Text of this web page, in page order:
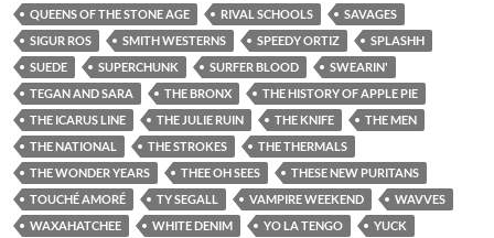
QUEENS OF THE STONE AGE
RIVAL SCHOOLS
SAVAGES
SIGUR ROS
SMITH WESTERNS SPEEDY ORTIZ
SPLASHH
SUEDE
SUPERCHUNK SURFER BLOOD
SWEARIN'
TEGAN AND SARA
THE BRONX
THE HISTORY OF APPLE PIE
THE ICARUS LINE
THE JULIE RUIN THE KNIFE
THE MEN
THE NATIONAL
THE STROKES
THE THERMALS
THE WONDER YEARS
THEE OH SEES
THESE NEW PURITANS
TOUCHÉ AMORÉ
TY SEGALL VAMPIRE WEEKEND
WAVVES
WAXAHATCHEE
WHITE DENIM YO LA TENGO YUCK